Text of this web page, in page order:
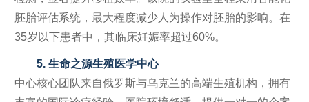
胚胎评估系统，最大程度减少人为操作对胚胎的影响。在
35岁以下患者中，其临床妊娠率超过60%。
5. 生命之源生殖医学中心
中心核心团队来自俄罗斯与乌克兰的高端生殖机构，拥有